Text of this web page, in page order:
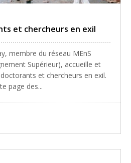
et chercheurs en exil
membre du réseau MEnS
Supérieur), accueille et
et chercheurs en exil.
page des...